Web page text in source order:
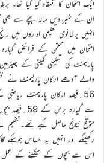
ایک امتحان کا انعقاد کیا گیا
ان کے نمبر دس سالہ بچے سے بھی
انہیں برطانوی تعلیمی اداروں
امتحان میں ممتحن کے فرائض
پارلیمنٹ کی تعلیمی کمیٹی کے
والے آدھے ارکان پارلیمنٹ نے
56؍فیصد ارکان پارلیمنٹ
سے گیارہ
متوقع نتائج حاصل کیے تھے۔تنظیم
رکھیںگے اور انہیں یہ احساس ہوسکے
اس سے بچوں کے سیکھنے کے عمل میں